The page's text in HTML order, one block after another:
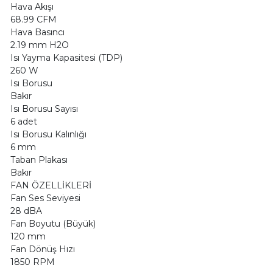
Hava Akışı
68.99 CFM
Hava Basıncı
2.19 mm H2O
Isı Yayma Kapasitesi (TDP)
260 W
Isı Borusu
Bakır
Isı Borusu Sayısı
6 adet
Isı Borusu Kalınlığı
6 mm
Taban Plakası
Bakır
FAN ÖZELLİKLERİ
Fan Ses Seviyesi
28 dBA
Fan Boyutu (Büyük)
120 mm
Fan Dönüş Hızı
1850 RPM